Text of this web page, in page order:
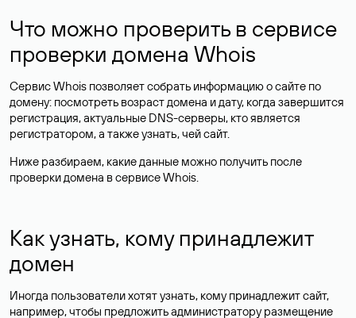
Что можно проверить в сервисе
проверки домена Whois
Сервис Whois позволяет собрать информацию о сайте по
домену: посмотреть возраст домена и дату, когда завершится
регистрация, актуальные DNS-серверы, кто является
регистратором, а также узнать, чей сайт.
Ниже разбираем, какие данные можно получить после
проверки домена в сервисе Whois.
Как узнать, кому принадлежит
домен
Иногда пользователи хотят узнать, кому принадлежит сайт,
например, чтобы предложить администратору размещение